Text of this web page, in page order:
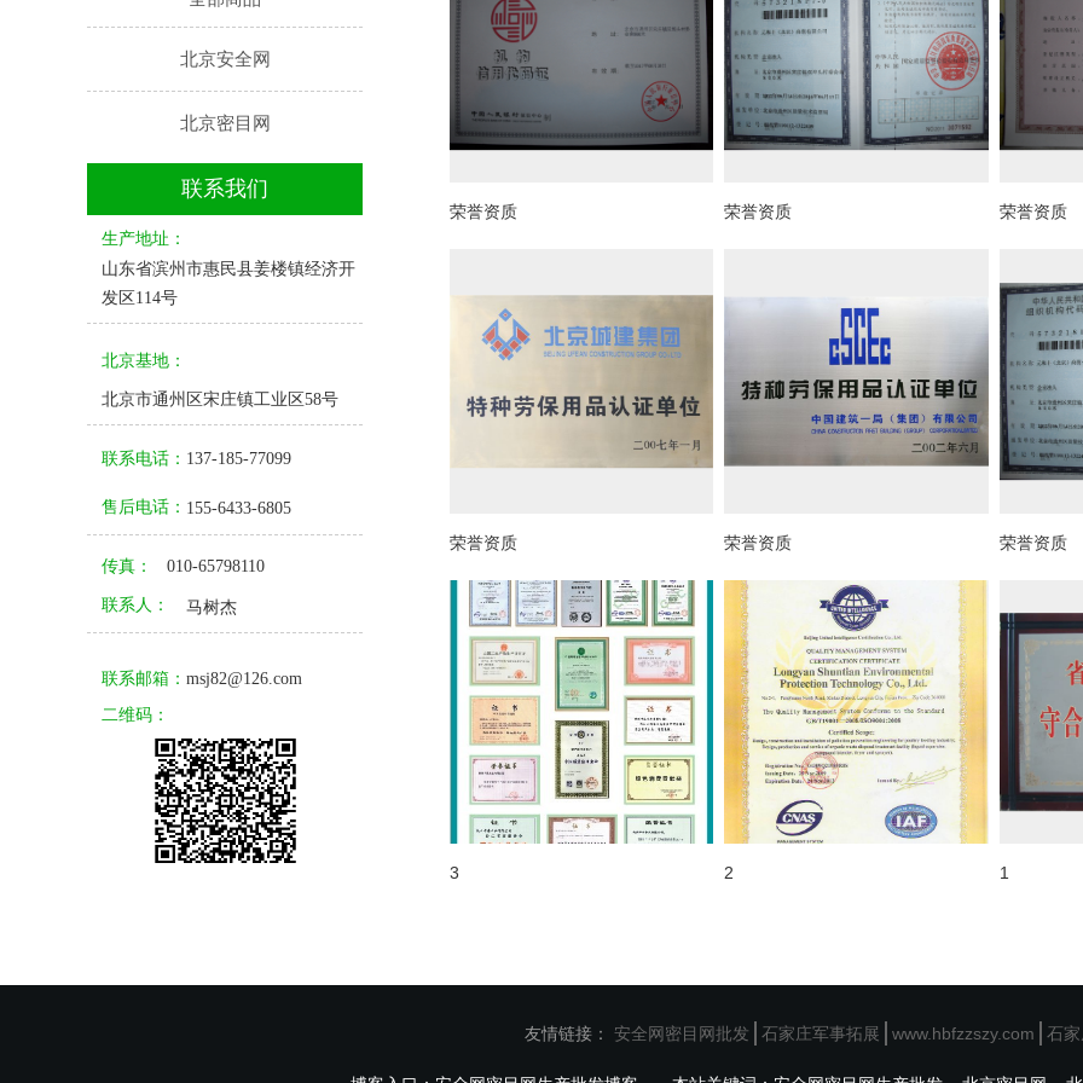
北京安全网
北京密目网
荣誉资质 荣誉资质 荣誉资质
荣誉资质 荣誉资质 荣誉资质
3 2 1
联系我们
生产地址：
山东省滨州市惠民县姜楼镇经济开
发区114号
联系电话：
售后电话：
137-185-77099
155-6433-6805
联系邮箱：
联系人： 马树杰
二维码：
msj82@126.com
传真： 010-65798110
北京市通州区宋庄镇工业区58号
北京基地：
友情链接： 安全网密目网批发 石家庄军事拓展 www.hbfzzszy.com 石